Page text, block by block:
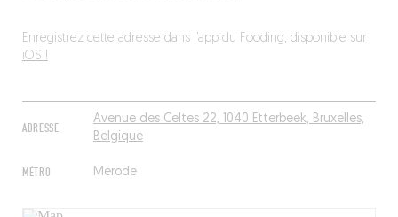
ADRESSE
Avenue des Celtes 22, 1040 Etterbeek, Bruxelles,
Belgique
MÉTRO Merode
Enregistrez cette adresse dans l’app du Fooding, disponible sur
iOS !